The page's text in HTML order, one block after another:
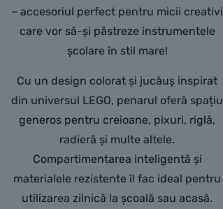
– accesoriul perfect pentru micii creativi
care vor să-și păstreze instrumentele
școlare în stil mare!
Cu un design colorat și jucăuș inspirat
din universul LEGO, penarul oferă spațiu
generos pentru creioane, pixuri, riglă,
radieră și multe altele.
Compartimentarea inteligentă și
materialele rezistente îl fac ideal pentru
utilizarea zilnică la școală sau acasă.